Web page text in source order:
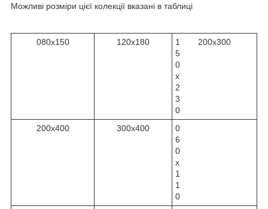
Можливі розміри цієї колекції вказані в таблиці
080x150 120x180
1
5
0
x
2
3
0
200x300
200х400 300х400
0
6
0
х
1
1
0